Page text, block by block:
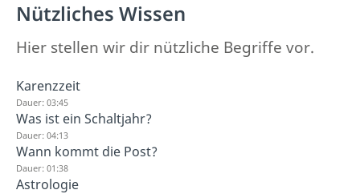
Nützliches Wissen
Hier stellen wir dir nützliche Begriffe vor.
Karenzzeit
Dauer: 03:45
Was ist ein Schaltjahr?
Dauer: 04:13
Wann kommt die Post?
Dauer: 01:38
Astrologie